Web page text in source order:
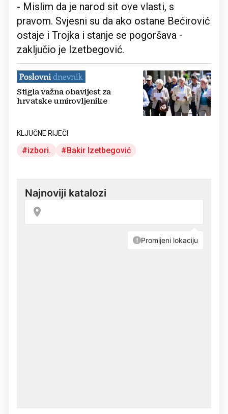
- Mislim da je narod sit ove vlasti, s
pravom. Svjesni su da ako ostane Bećirović
ostaje i Trojka i stanje se pogoršava -
zaključio je Izetbegović.
Stigla važna obavijest za
hrvatske umirovljenike
KLJUČNE RIJEČI
izbori. Bakir Izetbegović